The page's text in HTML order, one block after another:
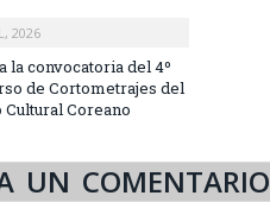
2026
la convocatoria del 4º
de Cortometrajes del
Cultural Coreano
UN COMENTARIO